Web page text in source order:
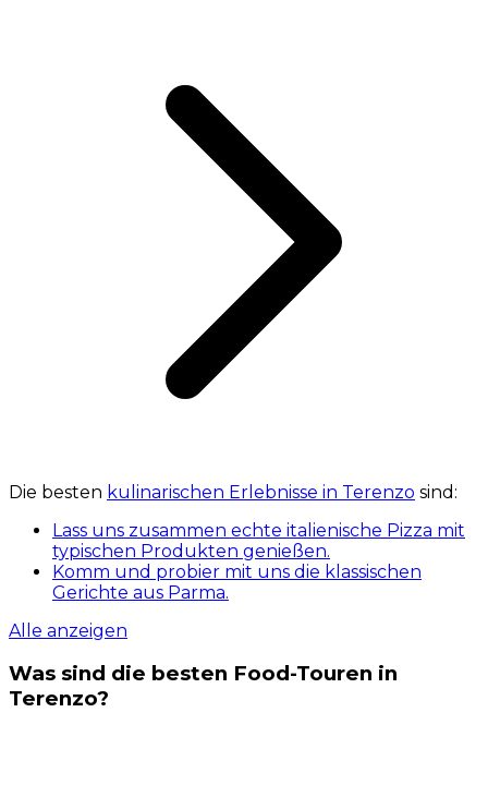
Die besten kulinarischen Erlebnisse in Terenzo sind:
Lass uns zusammen echte italienische Pizza mit
typischen Produkten genießen.
Komm und probier mit uns die klassischen
Gerichte aus Parma.
Alle anzeigen
Was sind die besten Food-Touren in
Terenzo?